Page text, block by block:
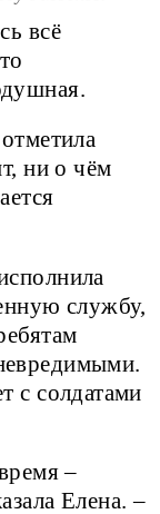
всё
ни о чём
службу,
с солдатами
–
Елена. –